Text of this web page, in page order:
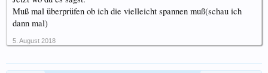
Muß mal überprüfen ob ich die vielleicht spannen muß(schau ich
dann mal)
5. August 2018